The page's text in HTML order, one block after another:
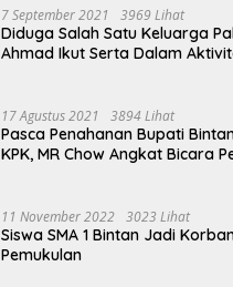
7 September 2021 3969 Lihat
Diduga Salah Satu Keluarga
Ahmad Ikut Serta Dalam
17 Agustus 2021 3894 Lihat
Pasca Penahanan Bupati
KPK, MR Chow Angkat Bicara
11 November 2022 3023 Lihat
Siswa SMA 1 Bintan Jadi
Pemukulan